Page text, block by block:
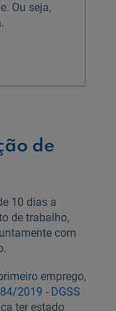
Ou seja,
de
10 dias a
de trabalho,
com
emprego,
2019 - DGSS
ter estado